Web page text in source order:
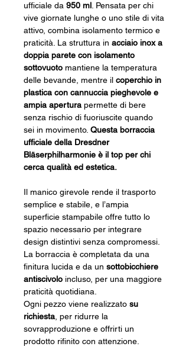
ufficiale da 950 ml . Pensata per chi
vive giornate lunghe o uno stile di vita
attivo, combina isolamento termico e
praticità. La struttura in acciaio inox a
doppia parete con isolamento
sottovuoto mantiene la temperatura
delle bevande, mentre il coperchio in
plastica con cannuccia pieghevole e
ampia apertura permette di bere
senza rischio di fuoriuscite quando
sei in movimento. Questa borraccia
ufficiale della Dresdner
Bläserphilharmonie è il top per chi
cerca qualità ed estetica.
Il manico girevole rende il trasporto
semplice e stabile, e l’ampia
superficie stampabile offre tutto lo
spazio necessario per integrare
design distintivi senza compromessi.
La borraccia è completata da una
finitura lucida e da un sottobicchiere
antiscivolo incluso, per una maggiore
praticità quotidiana.
Ogni pezzo viene realizzato su
richiesta , per ridurre la
sovrapproduzione e offrirti un
prodotto rifinito con attenzione.